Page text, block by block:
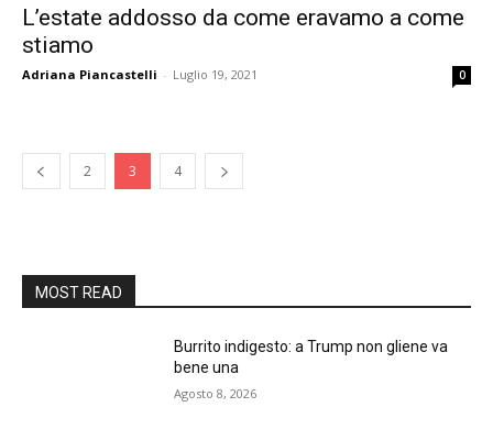
L’estate addosso da come eravamo a come
stiamo
Adriana Piancastelli - Luglio 19, 2021 0
2 3 4
MOST READ
Burrito indigesto: a Trump non gliene va
bene una
Agosto 8, 2026